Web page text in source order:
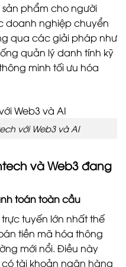
phẩm cho người
doanh nghiệp chuyển
qua các giải pháp như
quản lý danh tính kỹ
minh tối ưu hóa
với Web3 và AI
và Web3 đang
toán toàn cầu
tuyến lớn nhất thế
tiền mã hóa thông
mới nổi. Điều này
tài khoản ngân hàng